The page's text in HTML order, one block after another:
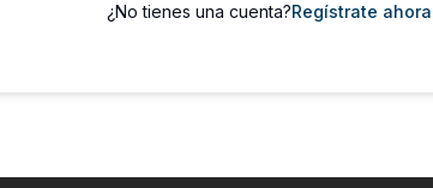
¿No tienes una cuenta?Regístrate ahora